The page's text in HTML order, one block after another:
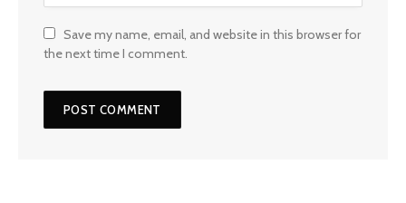
Save my name, email, and website in this browser for
the next time I comment.